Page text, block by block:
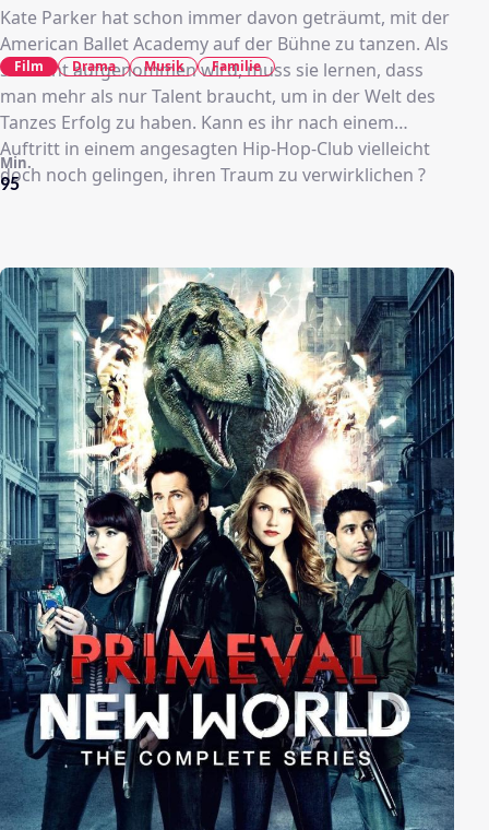
Kate Parker hat schon immer davon geträumt, mit der
American Ballet Academy auf der Bühne zu tanzen. Als
sie nicht aufgenommen wird, muss sie lernen, dass
man mehr als nur Talent braucht, um in der Welt des
Tanzes Erfolg zu haben. Kann es ihr nach einem
Auftritt in einem angesagten Hip-Hop-Club vielleicht
doch noch gelingen, ihren Traum zu verwirklichen ?
95
Min.
Film Drama Musik Familie